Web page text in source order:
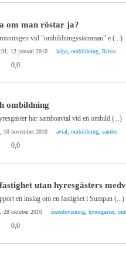
om man röstar ja?
vid "ombildningsstämman" e (...)
12 januari 2010 köpa ombildning Rösta
0,0
ombildning
har samboavtal vid en ombild (...)
10 november 2010 avtal ombildning sambo
0,0
utan hyresgästers
ett inslag om en fastighet i Sumpan (...)
28 oktober 2010 årsredovisning hyresgäster,
0,0